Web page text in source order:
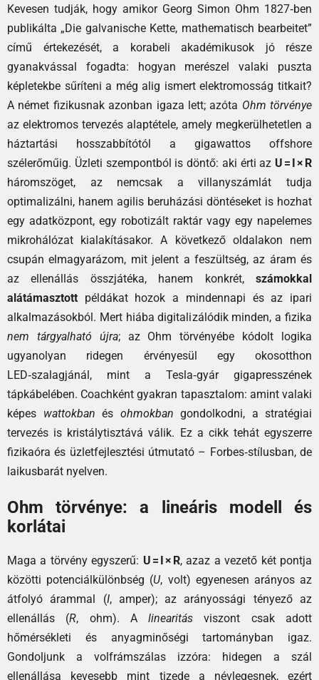
Kevesen tudják, hogy amikor Georg Simon Ohm 1827‑ben
publikálta „Die galvanische Kette, mathematisch bearbeitet”
című értekezését, a korabeli akadémikusok jó része
gyanakvással fogadta: hogyan merészel valaki puszta
képletekbe sűríteni a még alig ismert elektromosság titkait?
A német fizikusnak azonban igaza lett; azóta Ohm törvénye
az elektromos tervezés alaptétele, amely megkerülhetetlen a
háztartási hosszabbítótól a gigawattos offshore
szélerőműig. Üzleti szempontból is döntő: aki érti az U = I × R
háromszöget, az nemcsak a villanyszámlát tudja
optimalizálni, hanem agilis beruházási döntéseket is hozhat
egy adatközpont, egy robotizált raktár vagy egy napelemes
mikrohálózat kialakításakor. A következő oldalakon nem
csupán elmagyarázom, mit jelent a feszültség, az áram és
az ellenállás összjátéka, hanem konkrét, számokkal
alátámasztott példákat hozok a mindennapi és az ipari
alkalmazásokból. Mert hiába digitalizálódik minden, a fizika
nem tárgyalható újra; az Ohm törvényébe kódolt logika
ugyanolyan ridegen érvényesül egy okosotthon
LED‑szalagjánál, mint a Tesla‑gyár gigapresszének
tápkábelében. Coachként gyakran tapasztalom: amint valaki
képes wattokban és ohmokban gondolkodni, a stratégiai
tervezés is kristálytisztává válik. Ez a cikk tehát egyszerre
fizikaóra és üzletfejlesztési útmutató – Forbes‑stílusban, de
laikusbarát nyelven.
Ohm törvénye: a lineáris modell és
korlátai
Maga a törvény egyszerű: U = I × R, azaz a vezető két pontja
közötti potenciálkülönbség (U, volt) egyenesen arányos az
átfolyó árammal (I, amper); az arányossági tényező az
ellenállás (R, ohm). Alinearitás viszont csak adott
hőmérsékleti és anyagminőségi tartományban igaz.
Gondoljunk a volfrámszálas izzóra: hidegen a szál
ellenállása kevesebb mint tizede a névlegesnek, ezért